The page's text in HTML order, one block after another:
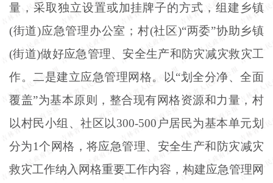
量，采取独立设置或加挂牌子的方式，组建乡镇
(街道)应急管理办公室；村(社区)“两委”协助乡镇
(街道)做好应急管理、安全生产和防灾减灾救灾工
作。二是建立应急管理网格。以“划全分净、全面
覆盖”为基本原则，整合现有网格资源和力量，村
以村民小组、社区以300-500户居民为基本单元划
分为1个网格，将应急管理、安全生产和防灾减灾
救灾工作纳入网格重要工作内容，构建应急管理网